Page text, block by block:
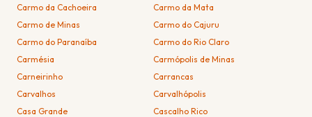
Carmo da Cachoeira
Carmo da Mata
Carmo de Minas
Carmo do Cajuru
Carmo do Paranaíba
Carmo do Rio Claro
Carmésia
Carmópolis de Minas
Carneirinho
Carrancas
Carvalhos
Carvalhópolis
Casa Grande
Cascalho Rico